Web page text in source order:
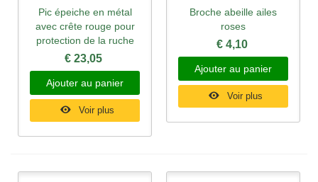
Pic épeiche en métal
avec crête rouge pour
protection de la ruche
€ 23,05
Ajouter au panier
Voir plus
Broche abeille ailes
roses
€ 4,10
Ajouter au panier
Voir plus